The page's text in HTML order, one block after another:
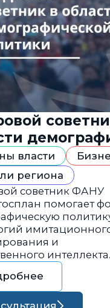
власти
региона
советник ФАНУ
помогает
и
интеллекта.